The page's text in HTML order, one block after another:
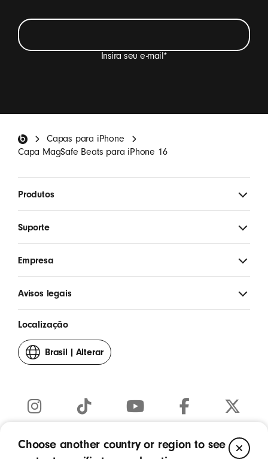
Insira seu e-mail *
da Beats.*
CADASTRE-SE
Capas para iPhone
Capa MagSafe Beats para iPhone 16
Produtos
Suporte
Empresa
Avisos legais
Localização
Brasil Alterar
seu
região
em
em
em
em
(Abre
em
Copyright © 2026 Apple Inc. Todos os direitos reservados.
Choose another country or region to see